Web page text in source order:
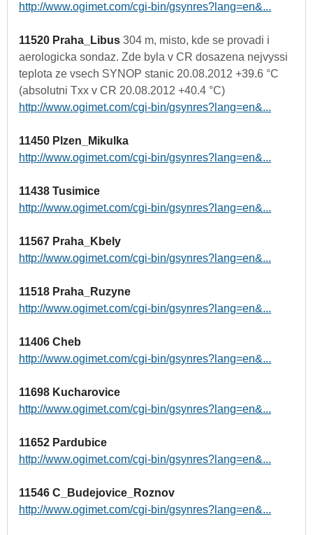
http://www.ogimet.com/cgi-bin/gsynres?lang=en&...
11520 Praha_Libus 304 m, misto, kde se provadi i
aerologicka sondaz. Zde byla v CR dosazena nejvyssi
teplota ze vsech SYNOP stanic 20.08.2012 +39.6 °C
(absolutni Txx v CR 20.08.2012 +40.4 °C)
http://www.ogimet.com/cgi-bin/gsynres?lang=en&...
11450 Plzen_Mikulka
http://www.ogimet.com/cgi-bin/gsynres?lang=en&...
11438 Tusimice
http://www.ogimet.com/cgi-bin/gsynres?lang=en&...
11567 Praha_Kbely
http://www.ogimet.com/cgi-bin/gsynres?lang=en&...
11518 Praha_Ruzyne
http://www.ogimet.com/cgi-bin/gsynres?lang=en&...
11406 Cheb
http://www.ogimet.com/cgi-bin/gsynres?lang=en&...
11698 Kucharovice
http://www.ogimet.com/cgi-bin/gsynres?lang=en&...
11652 Pardubice
http://www.ogimet.com/cgi-bin/gsynres?lang=en&...
11546 C_Budejovice_Roznov
http://www.ogimet.com/cgi-bin/gsynres?lang=en&...